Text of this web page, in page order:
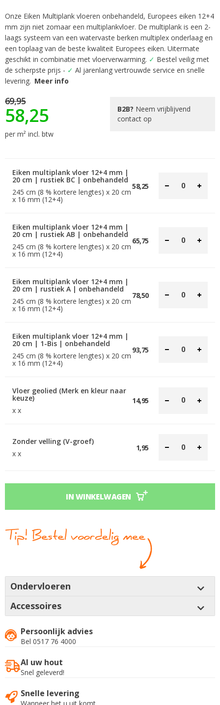
Ga
naar
het
begin
van
de
afbeeldingen-
gallerij
Onze Eiken Multiplank vloeren onbehandeld, Europees eiken 12+4
mm zijn niet zomaar een multiplankvloer. De multiplank is een 2-
laags systeem van een watervaste berken multiplex onderlaag en
een toplaag van de beste kwaliteit Europees eiken. Uitermate
geschikt in combinatie met vloerverwarming. ✓ Bestel veilig met
de scherpste prijs - ✓ Al jarenlang vertrouwde service en snelle
levering. Meer info
69,95
58,25
per m² incl. btw
B2B? Neem vrijblijvend
contact op
Eiken multiplank vloer 12+4 mm |
20 cm | rustiek BC | onbehandeld
245 cm (8 % kortere lengtes) x 20 cm
x 16 mm (12+4)
58,25
Eiken multiplank vloer 12+4 mm |
20 cm | rustiek AB | onbehandeld
245 cm (8 % kortere lengtes) x 20 cm
x 16 mm (12+4)
65,75
Eiken multiplank vloer 12+4 mm |
20 cm | rustiek A | onbehandeld
245 cm (8 % kortere lengtes) x 20 cm
x 16 mm (12+4)
78,50
Eiken multiplank vloer 12+4 mm |
20 cm | 1-Bis | onbehandeld
245 cm (8 % kortere lengtes) x 20 cm
x 16 mm (12+4)
93,75
Vloer geolied (Merk en kleur naar
keuze)
x x
14,95
Zonder velling (V-groef)
x x
1,95
Ondervloeren
Accessoires
IN WINKELWAGEN
Persoonlijk advies
Bel 0517 76 4000
Al uw hout
Snel geleverd!
Snelle levering